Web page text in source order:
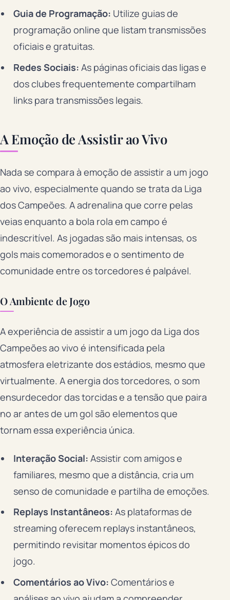
Guia de Programação: Utilize guias de
programação online que listam transmissões
oficiais e gratuitas.
Redes Sociais: As páginas oficiais das ligas e
dos clubes frequentemente compartilham
links para transmissões legais.
A Emoção de Assistir ao Vivo
Nada se compara à emoção de assistir a um jogo
ao vivo, especialmente quando se trata da Liga
dos Campeões. A adrenalina que corre pelas
veias enquanto a bola rola em campo é
indescritível. As jogadas são mais intensas, os
gols mais comemorados e o sentimento de
comunidade entre os torcedores é palpável.
O Ambiente de Jogo
A experiência de assistir a um jogo da Liga dos
Campeões ao vivo é intensificada pela
atmosfera eletrizante dos estádios, mesmo que
virtualmente. A energia dos torcedores, o som
ensurdecedor das torcidas e a tensão que paira
no ar antes de um gol são elementos que
tornam essa experiência única.
Interação Social: Assistir com amigos e
familiares, mesmo que a distância, cria um
senso de comunidade e partilha de emoções.
Replays Instantâneos: As plataformas de
streaming oferecem replays instantâneos,
permitindo revisitar momentos épicos do
jogo.
Comentários ao Vivo: Comentários e